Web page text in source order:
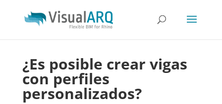
¿Es posible crear vigas
con perfiles
personalizados?